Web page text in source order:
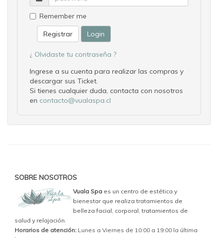
Remember me
Registrar
¿ Olvidaste tu contraseña ?
Ingrese a su cuenta para realizar las compras y
descargar sus Ticket.
Si tienes cualquier duda, contacta con nosotros
en contacto@vualaspa.cl
SOBRE NOSOTROS
Vuala Spa es un centro de estética y
bienestar que realiza tratamientos de
belleza facial, corporal, tratamientos de
salud y relajación.
Horarios de atención: Lunes a Viernes de 10:00 a 19:00 la última